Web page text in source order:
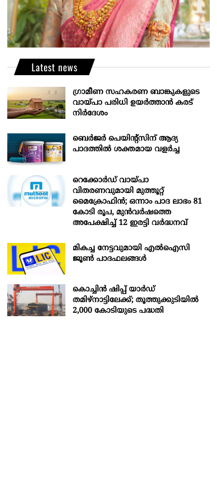
Latest news
ഗ്രാമീണ സഹകരണ ബാങ്കുകളുടെ
വായ്പാ പരിധി ഉയർത്താൻ കരട്
നിർദേശം
ബെർജർ പെയിന്റ്സിന് ആദ്യ
പാദത്തിൽ ശക്തമായ വളർച്ച
റെക്കോർഡ് വായ്പാ
വിതരണവുമായി മുത്തൂറ്റ്
മൈക്രോഫിൻ; ഒന്നാം പാദ ലാഭം 81
കോടി രൂപ, മുൻവർഷത്തെ
അപേക്ഷിച്ച് 12 ഇരട്ടി വർദ്ധനവ്
മികച്ച നേട്ടവുമായി എൽഐസി
ജൂൺ പാദഫലങ്ങൾ
കൊച്ചിന്‍ ഷിപ്പ് യാർഡ്
തമിഴ്നാട്ടിലേക്ക്; തൂത്തുക്കുടിയിൽ
2,000 കോടിയുടെ പദ്ധതി